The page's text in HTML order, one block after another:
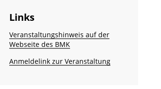
Links
Veranstaltungshinweis auf der
Webseite des BMK
Anmeldelink zur Veranstaltung